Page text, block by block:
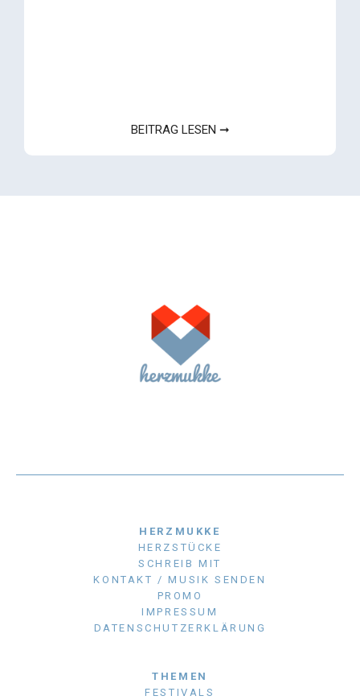
BEITRAG LESEN ➞
HERZMUKKE
HERZSTÜCKE
SCHREIB MIT
KONTAKT / MUSIK SENDEN
PROMO
IMPRESSUM
DATENSCHUTZERKLÄRUNG
THEMEN
FESTIVALS